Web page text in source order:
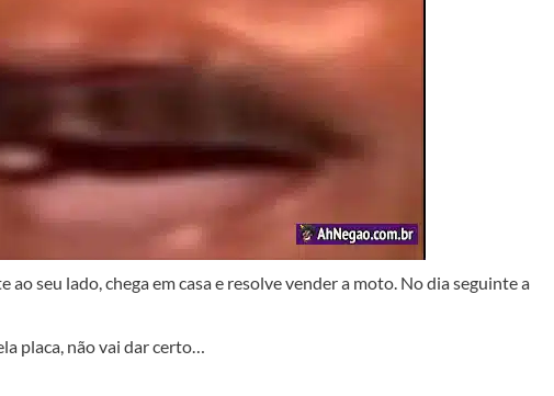
seu lado, chega em casa e resolve vender a moto. No dia seguinte a
placa, não vai dar certo…